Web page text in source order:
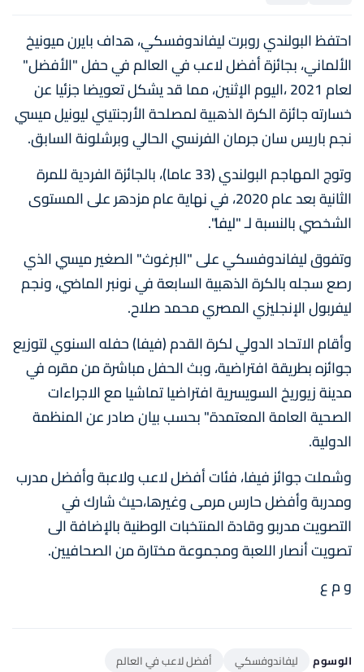
احتفظ البولندي روبرت ليفاندوفسكي، هداف بايرن ميونيخ
الألماني، بجائزة أفضل لاعب في العالم في حفل "الأفضل"
لعام 2021 ،اليوم الإثنين، مما قد يشكل تعويضا جزئيا عن
خسارته جائزة الكرة الذهبية لمصلحة الأرجنتيني ليونيل ميسي
نجم باريس سان جرمان الفرنسي الحالي وبرشلونة السابق.
وتوج المهاجم البولندي (33 عاما)، بالجائزة الفردية للمرة
الثانية بعد عام 2020، في نهاية عام مزدهر على المستوى
الشخصي بالنسبة لـ "ليفا".
وتفوق ليفاندوفسكي على "البرغوث" الصغير ميسي الذي
رصع سجله بالكرة الذهبية السابعة في نونبر الماضي، ونجم
ليفربول الإنجليزي المصري محمد صلاح.
وأقام الاتحاد الدولي لكرة القدم (فيفا) حفله السنوي لتوزيع
جوائزه بطريقة افتراضية، وبث الحفل مباشرة من مقره في
مدينة زيوريخ السويسرية افتراضيا تماشيا مع الاجراءات
الصحية العامة المعتمدة" بحسب بيان صادر عن المنظمة
الدولية.
وشملت جوائز فيفا، فئات أفضل لاعب ولاعبة وأفضل مدرب
ومدربة وأفضل حارس مرمى وغيرها،حيث شارك في
التصويت مدربو وقادة المنتخبات الوطنية بالإضافة الى
تصويت أنصار اللعبة ومجموعة مختارة من الصحافيين.
و م ع
الوسوم ليفاندوفسكي
أفضل لاعب في العالم